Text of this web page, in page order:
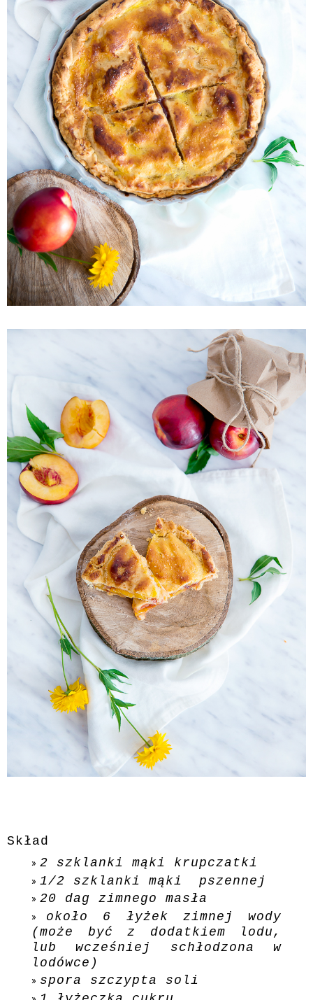
Skład
2 szklanki mąki krupczatki
1/2 szklanki mąki pszennej
20 dag zimnego masła
około 6 łyżek zimnej wody
(może być z dodatkiem lodu,
lub wcześniej schłodzona w
lodówce)
spora szczypta soli